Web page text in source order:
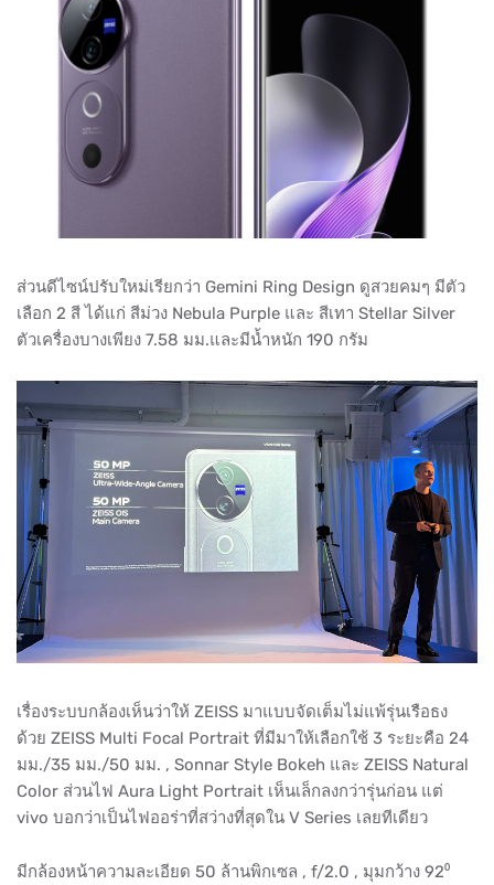
ส่วนดีไซน์ปรับใหม่เรียกว่า Gemini Ring Design ดูสวยคมๆ มีตัว
เลือก 2 สี ได้แก่ สีม่วง Nebula Purple และ สีเทา Stellar Silver
ตัวเครื่องบางเพียง 7.58 มม.และมีน้ำหนัก 190 กรัม
เรื่องระบบกล้องเห็นว่าให้ ZEISS มาแบบจัดเต็มไม่แพ้รุ่นเรือธง
ด้วย ZEISS Multi Focal Portrait ที่มีมาให้เลือกใช้ 3 ระยะคือ 24
มม./35 มม./50 มม. , Sonnar Style Bokeh และ ZEISS Natural
Color ส่วนไฟ Aura Light Portrait เห็นเล็กลงกว่ารุ่นก่อน แต่
vivo บอกว่าเป็นไฟออร่าที่สว่างที่สุดใน V Series เลยทีเดียว
มีกล้องหน้าความละเอียด 50 ล้านพิกเซล , f/2.0 , มุมกว้าง 92⁰